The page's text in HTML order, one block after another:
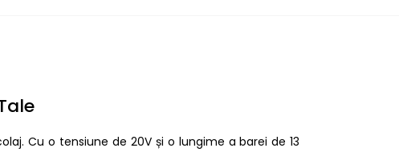
Cu o tensiune de 20V și o lungime a barei de 13